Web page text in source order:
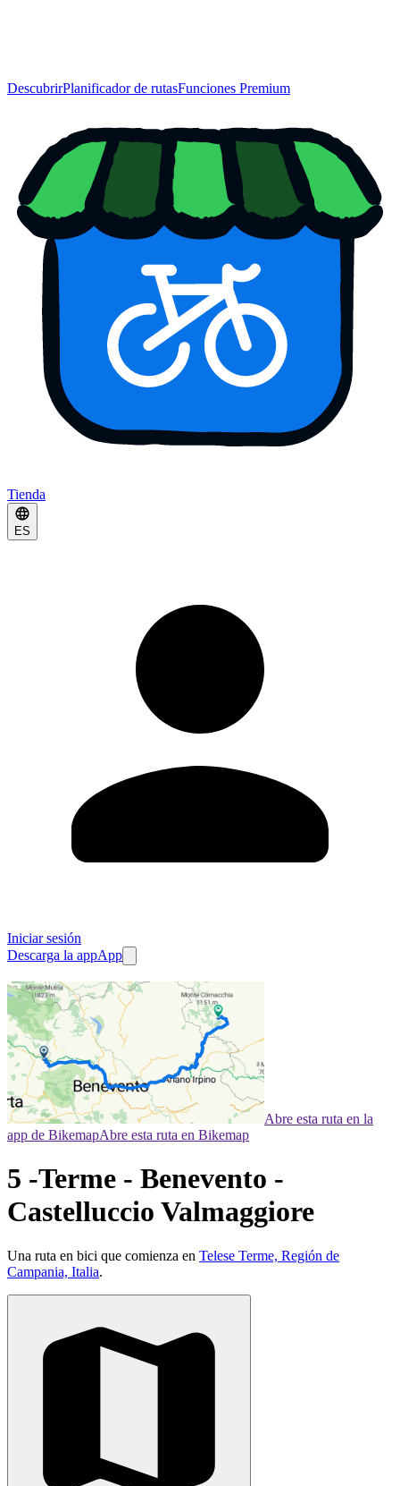
DescubrirPlanificador de rutasFunciones Premium
Tienda
ES
Iniciar sesión
Descarga la appApp
Abre esta ruta en la
app de BikemapAbre esta ruta en Bikemap
5 -Terme - Benevento -
Castelluccio Valmaggiore
Una ruta en bici que comienza en Telese Terme, Región de
Campania, Italia.